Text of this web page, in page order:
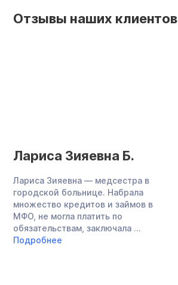
Отзывы наших клиентов
Лариса Зияевна Б.
Лариса Зияевна — медсестра в
городской больнице. Набрала
множество кредитов и займов в
МФО, не могла платить по
обязательствам, заключала ...
Подробнее